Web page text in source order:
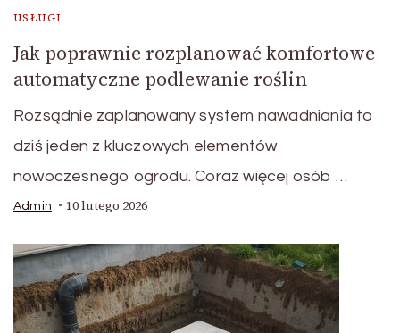
USŁUGI
Jak poprawnie rozplanować komfortowe
automatyczne podlewanie roślin
Rozsądnie zaplanowany system nawadniania to
dziś jeden z kluczowych elementów
nowoczesnego ogrodu. Coraz więcej osób …
Admin 10 lutego 2026